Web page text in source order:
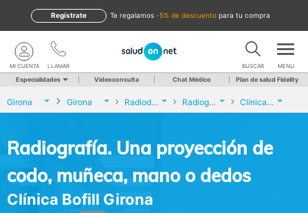
te regalamos -5% de descuento para tu compra
Regístrate
LLAMAR
MI CUENTA BUSCAR MENU
Especialidades Videoconsulta Chat Médico Plan de salud Fidelity
Girona Girona Radiodiagnóstico Radiografía. Una proyección de codo, muñeca, mano o dedos Clínica Bofill Girona
Radiografía. Una proyección de
codo, muñeca, mano o dedos
Clínica Bofill Girona